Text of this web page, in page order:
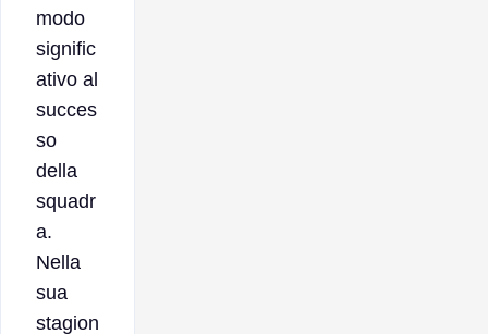
modo
signific
ativo al
succes
so
della
squadr
a.
Nella
sua
stagion